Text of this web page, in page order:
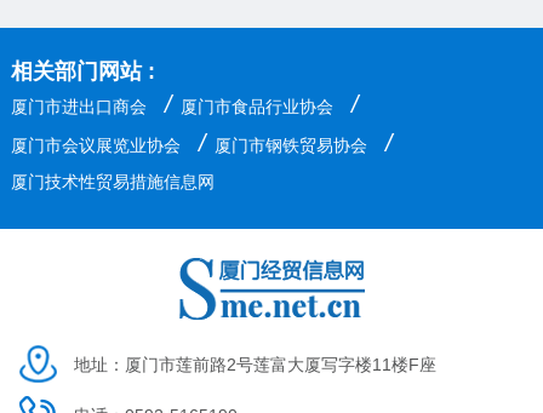
相关部门网站 :
厦门市进出口商会 / 厦门市食品行业协会 /
厦门市会议展览业协会 / 厦门市钢铁贸易协会 /
厦门技术性贸易措施信息网
地址：厦门市莲前路2号莲富大厦写字楼11楼F座